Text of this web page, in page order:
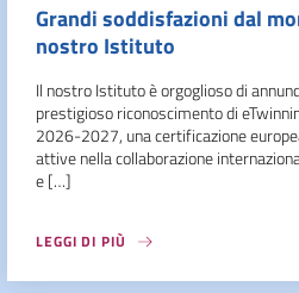
Grandi soddisfazioni dal
nostro Istituto
Il nostro Istituto è orgoglioso di
prestigioso riconoscimento di
2026-2027, una certificazione
attive nella collaborazione
e […]
LEGGI DI PIÙ